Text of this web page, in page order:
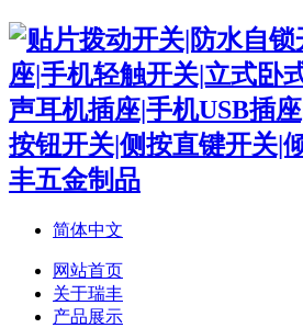
简体中文
网站首页
关于瑞丰
产品展示